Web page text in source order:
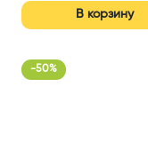
В корзину
-50%